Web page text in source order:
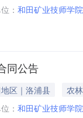
： 和田矿业技师学院
同公告
区｜洛浦县
农
： 和田矿业技师学院